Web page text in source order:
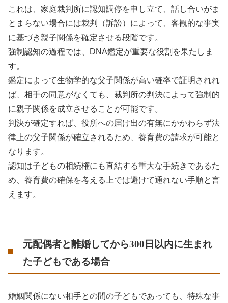
これは、家庭裁判所に認知調停を申し立て、話し合いがま
とまらない場合には裁判（訴訟）によって、客観的な事実
に基づき親子関係を確定させる段階です。
強制認知の過程では、DNA鑑定が重要な役割を果たしま
す。
鑑定によって生物学的な父子関係が高い確率で証明されれ
ば、相手の同意がなくても、裁判所の判決によって強制的
に親子関係を成立させることが可能です。
判決が確定すれば、役所への届け出の有無にかかわらず法
律上の父子関係が確立されるため、養育費の請求が可能と
なります。
認知は子どもの相続権にも直結する重大な手続きであるた
め、養育費の確保を考える上では避けて通れない手順と言
えます。
元配偶者と離婚してから300日以内に生まれ
た子どもである場合
婚姻関係にない相手との間の子どもであっても、特殊な事